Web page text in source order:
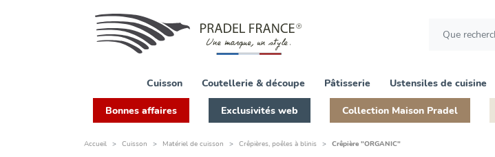
Cuisson Coutellerie & découpe Pâtisserie Ustensiles de cuisine
Bonnes affaires
Exclusivités web Collection Maison Pradel
Accueil Cuisson Matériel de cuisson Crêpières, poêles à blinis Crêpière "ORGANIC"